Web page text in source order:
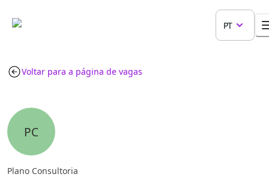
PT
Voltar para a página de vagas
PC
Plano Consultoria